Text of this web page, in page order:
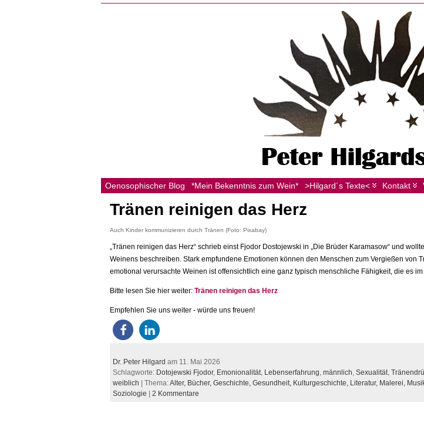
Oenosophischer Blog *Mein Bekenntnis zum Wein* >Hilgard´s Texte< Kontakt
Tränen reinigen das Herz
Auch Kinder kommunizieren durch Tränen (Foto: Pixabay)
„Tränen reinigen das Herz“ schrieb einst Fjodor Dostojewski in „Die Brüder Karamasow“ und
Weinens beschreiben. Stark empfundene Emotionen können den Menschen zum Vergießen von
emotional verursachte Weinen ist offensichtlich eine ganz typisch menschliche Fähigkeit, die es
Bitte lesen Sie hier weiter: Tränen reinigen das Herz
Empfehlen Sie uns weiter - würde uns freuen!
Dr. Peter Hilgard am 11. Mai 2026
Schlagworte: Dotojewski Fjodor, Emonionalität Lebenserfahrung männlich Sexualität
weiblich | Thema:Alter, Bücher, Geschichte, Gesundheit, Kulturgeschichte, Literatur, Malerei,
Soziologie | 2 Kommentare